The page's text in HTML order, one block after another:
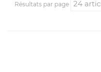
Résultats par page